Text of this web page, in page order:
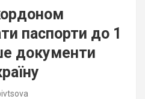
паспорти до 1
документи